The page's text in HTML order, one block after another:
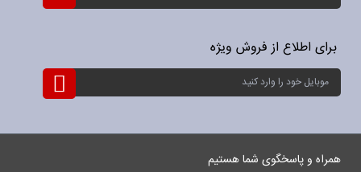
برای
برای اطلاع از فروش ویژه
ثبت
برای
همراه و پاسخگوی شما هستیم